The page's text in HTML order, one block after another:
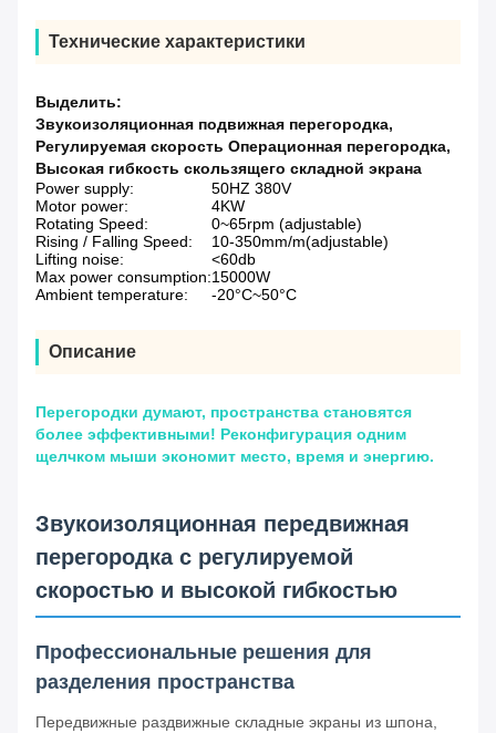
Технические характеристики
Выделить:
Звукоизоляционная подвижная перегородка,
Регулируемая скорость Операционная перегородка,
Высокая гибкость скользящего складной экрана
Power supply:
50HZ 380V
Motor power:
4KW
Rotating Speed:
0~65rpm (adjustable)
Rising / Falling Speed:
10-350mm/m(adjustable)
Lifting noise:
<60db
Max power consumption:15000W
Ambient temperature:
-20°C~50°C
Описание
Перегородки думают, пространства становятся
более эффективными! Реконфигурация одним
щелчком мыши экономит место, время и энергию.
Звукоизоляционная передвижная
перегородка с регулируемой
скоростью и высокой гибкостью
Профессиональные решения для
разделения пространства
Передвижные раздвижные складные экраны из шпона,